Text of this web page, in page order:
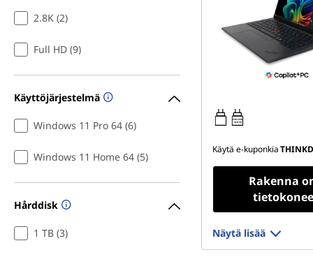
X
2.8K (2)
Full HD (9)
Käyttöjärjestelmä
Windows 11 Pro 64 (6)
Windows 11 Home 64 (5)
Hårddisk
1 TB (3)
65W-65W
USB PD
Käytä e-kuponkia
Rakenna
Näytä lisää